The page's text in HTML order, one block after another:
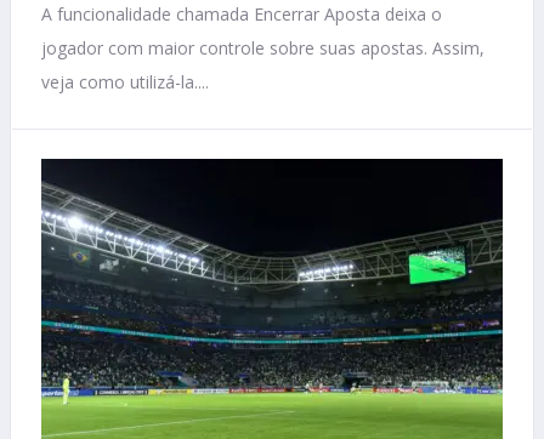
A funcionalidade chamada Encerrar Aposta deixa o
jogador com maior controle sobre suas apostas. Assim,
veja como utilizá-la....